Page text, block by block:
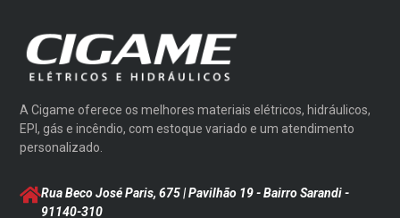
A Cigame oferece os melhores materiais elétricos, hidráulicos,
EPI, gás e incêndio, com estoque variado e um atendimento
personalizado.
Rua Beco José Paris, 675 | Pavilhão 19 - Bairro Sarandi-
91140-310